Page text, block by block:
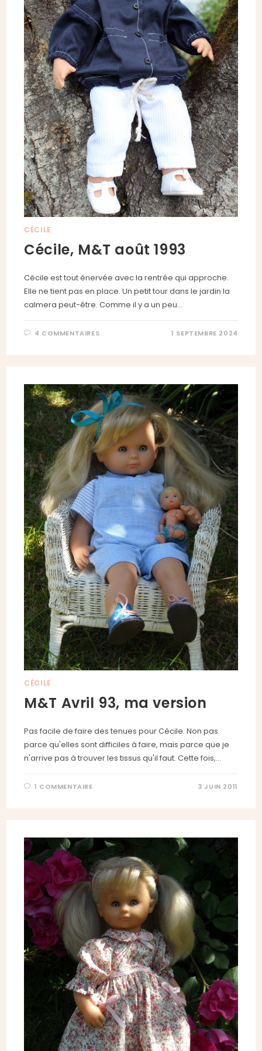
CÉCILE
Cécile, M&T août 1993
Cécile est tout énervée avec la rentrée qui approche.
Elle ne tient pas en place. Un petit tour dans le jardin la
calmera peut-être. Comme il y a un peu…
4 COMMENTAIRES 1 SEPTEMBRE 2024
CÉCILE
M&T Avril 93, ma version
Pas facile de faire des tenues pour Cécile. Non pas
parce qu'elles sont difficiles à faire, mais parce que je
n'arrive pas à trouver les tissus qu'il faut. Cette fois,…
1 COMMENTAIRE 3 JUIN 2011